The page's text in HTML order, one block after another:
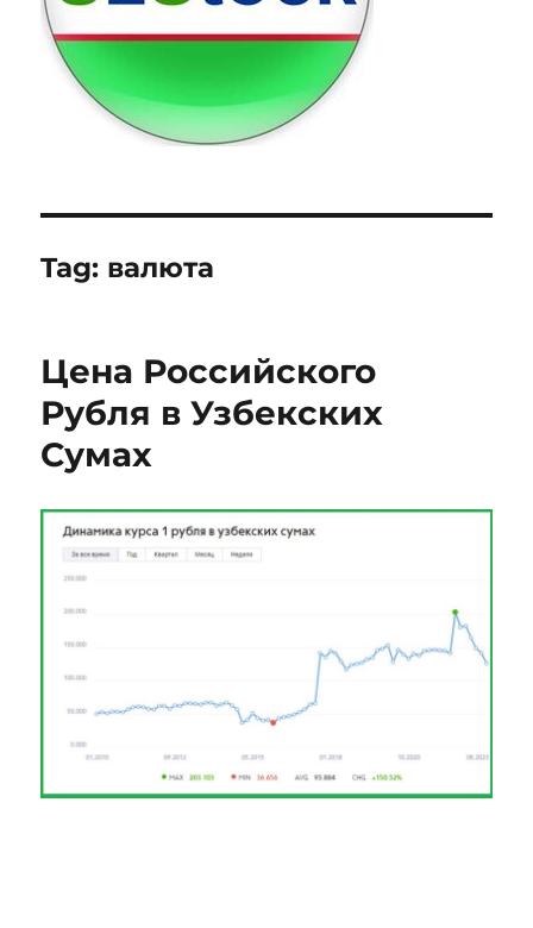
Tag: валюта
Цена Российского
Рубля в Узбекских
Сумах